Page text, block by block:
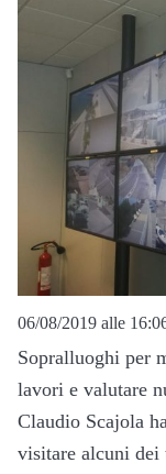
06/08/2019 alle
Sopralluoghi per
lavori e valutare
Claudio Scajola
visitare alcuni dei